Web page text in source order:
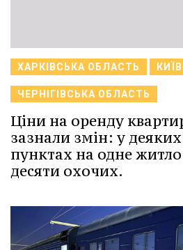
ХАРКІВСЬКА ОБЛАСТЬ КИЇВ
ЧЕРНІГІВСЬКА ОБЛАСТЬ
Ціни на оренду
зазнали змін: у
пунктах на одне
десяти охочих.